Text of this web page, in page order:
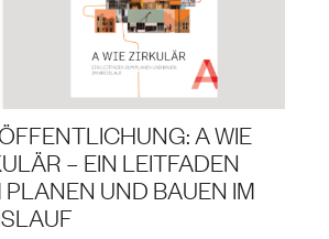
A WIE
– EIN LEITFADEN
UND BAUEN IM